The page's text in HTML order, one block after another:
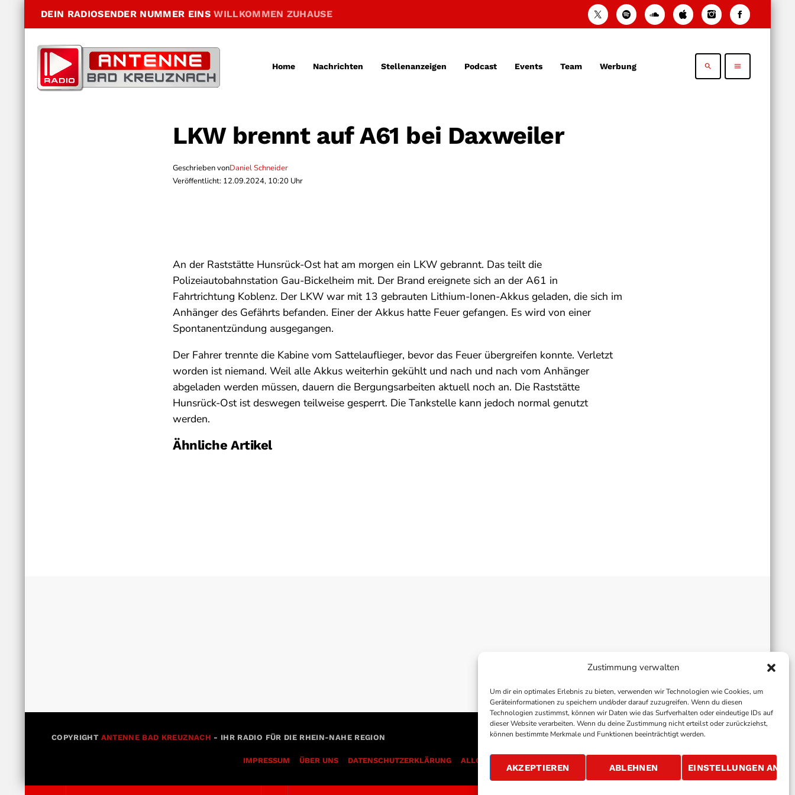
Zustimmung verwalten
Um dir ein optimales Erlebnis zu bieten, verwenden wir Technologien wie Cookies, um
Geräteinformationen zu speichern und/oder darauf zuzugreifen. Wenn du diesen
Technologien zustimmst, können wir Daten wie das Surfverhalten oder eindeutige IDs auf
dieser Website verarbeiten. Wenn du deine Zustimmung nicht erteilst oder zurückziehst,
können bestimmte Merkmale und Funktionen beeinträchtigt werden.
AKZEPTIEREN ABLEHNEN EINSTELLUNGEN
DEIN RADIOSENDER NUMMER EINSWILLKOMMEN ZUHAUSE
Home Nachrichten Stellenanzeigen Podcast Events Team Werbung search menu
LKW brennt auf A61 bei Daxweiler
Geschrieben vonDaniel Schneider
Veröffentlicht: 12.09.2024, 10:20 Uhr
An der Raststätte Hunsrück-Ost hat am morgen ein LKW gebrannt. Das teilt die
Polizeiautobahnstation Gau-Bickelheim mit. Der Brand ereignete sich an der A61 in
Fahrtrichtung Koblenz. Der LKW war mit 13 gebrauten Lithium-Ionen-Akkus geladen, die sich im
Anhänger des Gefährts befanden. Einer der Akkus hatte Feuer gefangen. Es wird von einer
Spontanentzündung ausgegangen.
Der Fahrer trennte die Kabine vom Sattelauflieger, bevor das Feuer übergreifen konnte. Verletzt
worden ist niemand. Weil alle Akkus weiterhin gekühlt und nach und nach vom Anhänger
abgeladen werden müssen, dauern die Bergungsarbeiten aktuell noch an. Die Raststätte
Hunsrück-Ost ist deswegen teilweise gesperrt. Die Tankstelle kann jedoch normal genutzt
werden.
Ähnliche Artikel
COPYRIGHT ANTENNE BAD KREUZNACH - IHR RADIO FÜR DIE RHEIN-NAHE REGION
IMPRESSUM ÜBER UNS DATENSCHUTZERKLÄRUNG